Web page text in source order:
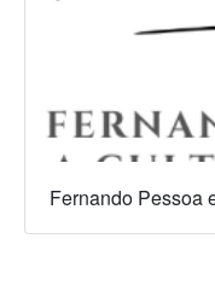
Fernando Pessoa